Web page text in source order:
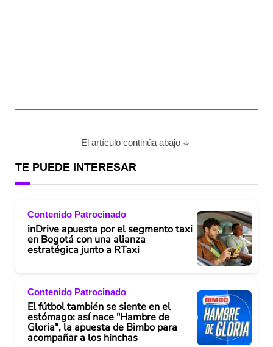
El artículo continúa abajo
TE PUEDE INTERESAR
Contenido Patrocinado
inDrive apuesta por el segmento taxi
en Bogotá con una alianza
estratégica junto a RTaxi
Contenido Patrocinado
El fútbol también se siente en el
estómago: así nace "Hambre de
Gloria", la apuesta de Bimbo para
acompañar a los hinchas